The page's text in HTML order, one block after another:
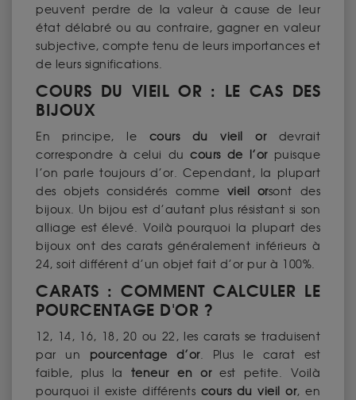
peuvent perdre de la valeur à cause de leur
état délabré ou au contraire, gagner en valeur
subjective, compte tenu de leurs importances et
de leurs significations.
COURS DU VIEIL OR : LE CAS DES
BIJOUX
En principe, le cours du vieil ordevrait
correspondre à celui ducours de l’orpuisque
l’on parle toujours d’or. Cependant, la plupart
des objets considérés comme vieil orsont des
bijoux. Un bijou est d’autant plus résistant si son
alliage est élevé. Voilà pourquoi la plupart des
bijoux ont des carats généralement inférieurs à
24, soit différent d’un objet fait d’or pur à 100%.
CARATS : COMMENT CALCULER LE
POURCENTAGE D'OR ?
12, 14, 16, 18, 20 ou 22, les carats se traduisent
par un pourcentage d’or. Plus le carat est
faible, plus la teneur en orest petite. Voilà
pourquoi il existe différents cours du vieil or, en